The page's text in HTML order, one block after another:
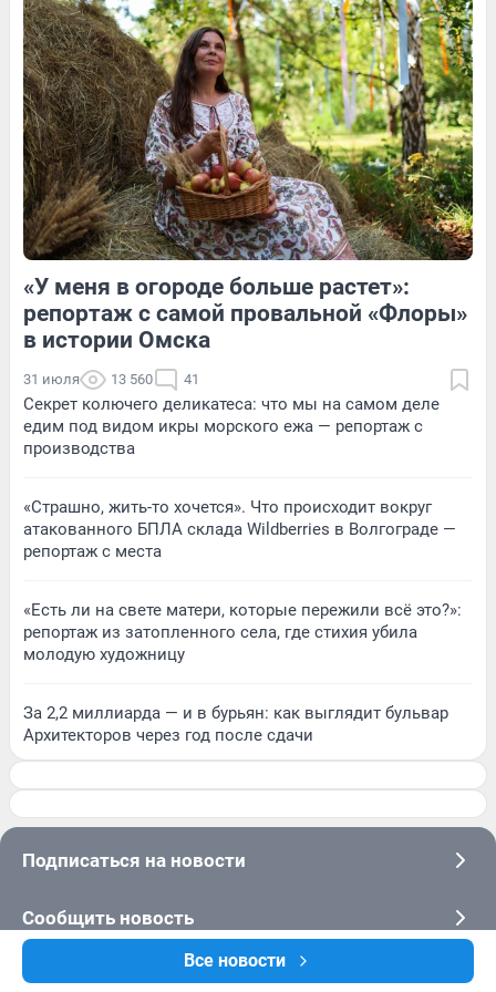
Все новости
Обсудить 2 Обсудить
1 Обсудить 3 Обсудить
«У меня в огороде больше растет»:
репортаж с самой провальной «Флоры»
в истории Омска
31 июля 13 560 41
Секрет колючего деликатеса: что мы на самом деле
едим под видом икры морского ежа — репортаж с
производства
«Страшно, жить-то хочется». Что происходит вокруг
атакованного БПЛА склада Wildberries в Волгограде —
репортаж с места
«Есть ли на свете матери, которые пережили всё это?»:
репортаж из затопленного села, где стихия убила
молодую художницу
За 2,2 миллиарда — и в бурьян: как выглядит бульвар
Архитекторов через год после сдачи
Подписаться на новости
Сообщить новость
Рубрики